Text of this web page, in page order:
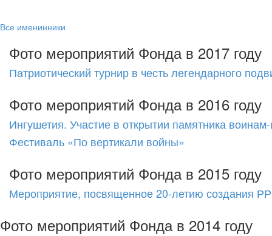
Все именинники
Фото мероприятий Фонда в 2017 году
Патриотический турнир в честь легендарного
Фото мероприятий Фонда в 2016 году
Ингушетия. Участие в открытии памятника
Фестиваль «По вертикали войны»
Фото мероприятий Фонда в 2015 году
Мероприятие, посвященное 20-летию создания
Фото мероприятий Фонда в 2014 году